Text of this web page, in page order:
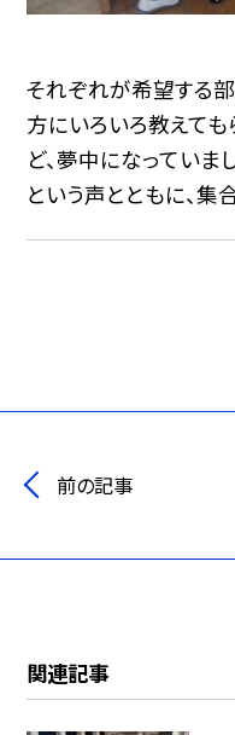
それぞれが希望する部
方にいろいろ教えて
ど、夢中になっていま
という声とともに、集
前の記事
関連記事